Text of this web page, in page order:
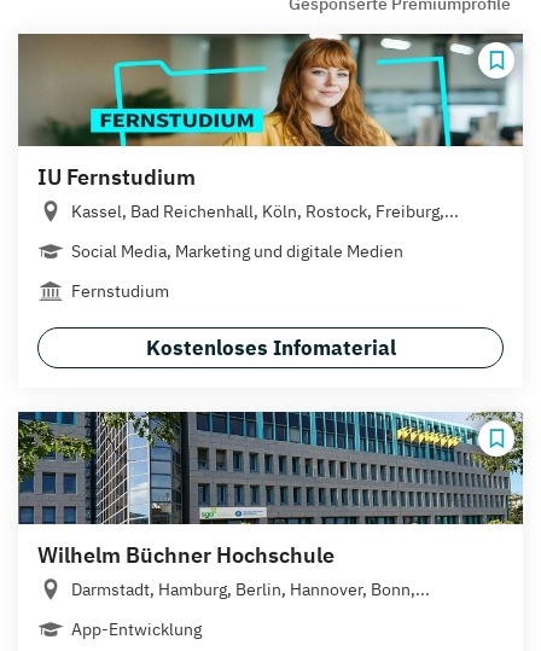
IU Fernstudium
Kassel, Bad Reichenhall, Köln, Rostock, Freiburg,...
Social Media, Marketing und digitale Medien
Fernstudium
Kostenloses Infomaterial
Wilhelm Büchner Hochschule
Darmstadt, Hamburg, Berlin, Hannover, Bonn,...
App-Entwicklung